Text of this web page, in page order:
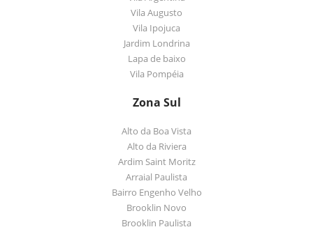
Vila Augusto
Vila Ipojuca
Jardim Londrina
Lapa de baixo
Vila Pompéia
Zona Sul
Alto da Boa Vista
Alto da Riviera
Ardim Saint Moritz
Arraial Paulista
Bairro Engenho Velho
Brooklin Novo
Brooklin Paulista